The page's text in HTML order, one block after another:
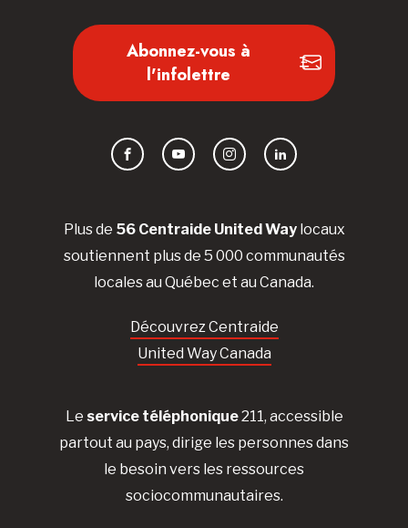
Plus de 56 Centraide United Waylocaux
soutiennent plus de 5 000 communautés
locales au Québec et au Canada.
Découvrez Centraide
United Way Canada
Le service téléphonique211, accessible
partout au pays, dirige les personnes dans
le besoin vers les ressources
sociocommunautaires.
Abonnez-vous à
l'infolettre
FacebookYouTubeInstagramLinkedIn